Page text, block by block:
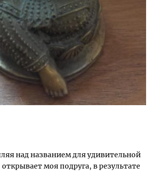
над названием для удивительной
моя подруга, в результате